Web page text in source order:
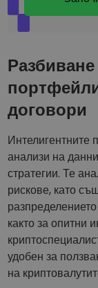
договори
Интелигентните
анализи на
стратегии. Те
рискове, като
както за опитни
удобен за
на